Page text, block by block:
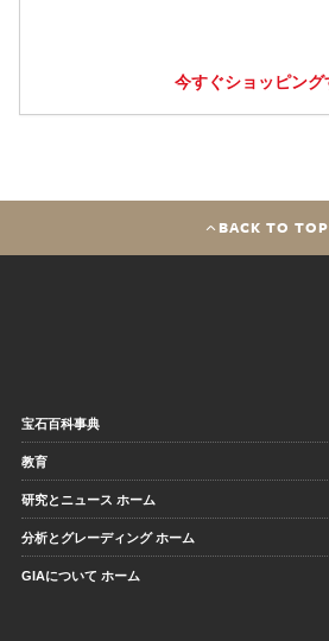
今すぐショッピング
BACK TO TOP
宝石百科事典
教育
研究とニュース ホーム
分析とグレーディング ホーム
GIAについて ホーム